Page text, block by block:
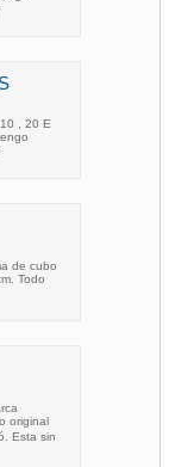
, 20 E
de cubo
Todo
original
Esta sin